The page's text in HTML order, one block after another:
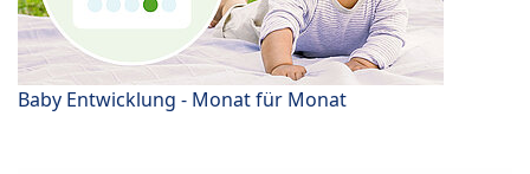
Baby Entwicklung - Monat für Monat